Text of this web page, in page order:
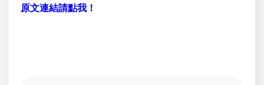
原文連結請點我！